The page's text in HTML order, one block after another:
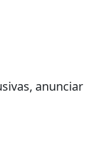
anunciar